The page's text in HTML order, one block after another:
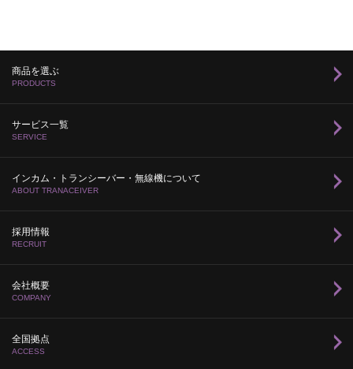
商品を選ぶ
PRODUCTS
サービス一覧
SERVICE
インカム・トランシーバー・無線機について
ABOUT TRANACEIVER
採用情報
RECRUIT
会社概要
COMPANY
全国拠点
ACCESS